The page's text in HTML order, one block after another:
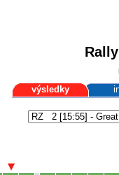
výsledky